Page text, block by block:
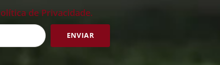
de Privacidade.
ENVIAR